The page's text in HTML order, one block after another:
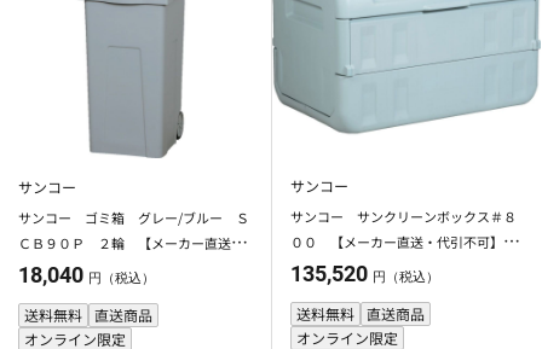
サンコー
サンコー ゴミ箱 グレー/ブルー Ｓ
ＣＢ９０Ｐ ２輪 【メーカー直送・
代引不可】【法人限定】【日祝配送不
18,040 円（税込）
送料無料 直送商品
オンライン限定
サンコー
サンコー サンクリーンボックス＃８
００ 【メーカー直送・代引不可】
【法人限定】【日祝配送不可・時間指
135,520 円（税込）
送料無料
直送商品
オンライン限定